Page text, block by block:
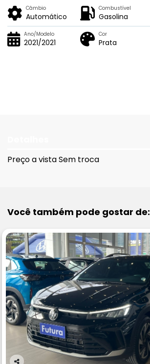
Câmbio
Automático
Combustível
Gasolina
Ano/Modelo
2021/2021
Cor
Prata
Preço a vista Sem troca
Você também pode gostar de: